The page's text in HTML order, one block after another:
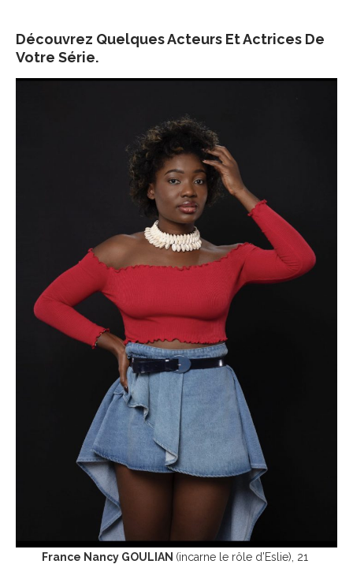
Découvrez Quelques Acteurs Et Actrices De
Votre Série.
France Nancy GOULIAN (incarne le rôle d’Eslie), 21